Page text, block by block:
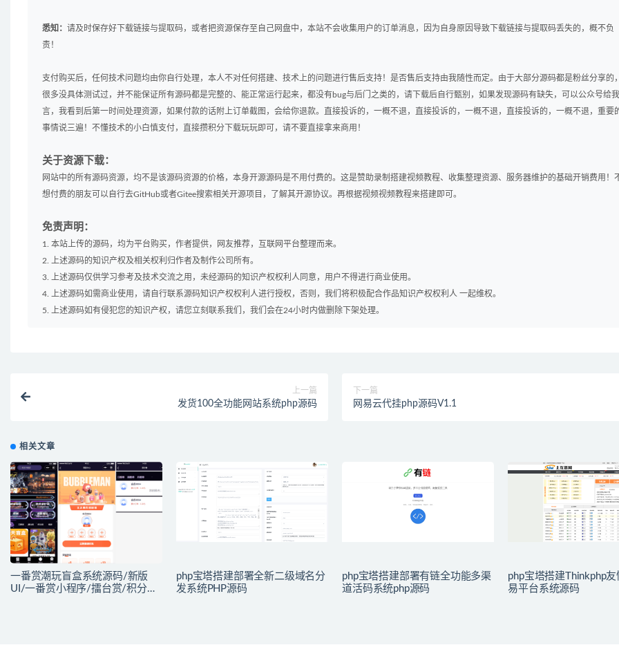
悉知： 请及时保存好下载链接与提取码，或者把资源保存至自己网盘中，本站不会收集用户的订单消息，因为自身原因导致下载链接与提取码丢失的，概不负
责！
支付购买后，任何技术问题均由你自行处理，本人不对任何搭建、技术上的问题进行售后支持！是否售后支持由我随性而定。由于大部分源码都是粉丝分享的
很多没具体测试过，并不能保证所有源码都是完整的、能正常运行起来，都没有bug与后门之类的，请下载后自行甄别，如果发现源码有缺失，可以公众号给
言，我看到后第一时间处理资源，如果付款的话附上订单截图，会给你退款。直接投诉的，一概不退，直接投诉的，一概不退，直接投诉的，一概不退，重要
事情说三遍！不懂技术的小白慎支付，直接攒积分下载玩玩即可，请不要直接拿来商用！
关于资源下载：
网站中的所有源码资源，均不是该源码资源的价格，本身开源源码是不用付费的。这是赞助录制搭建视频教程、收集整理资源、服务器维护的基础开销费用！
想付费的朋友可以自行去GitHub或者Gitee搜索相关开源项目，了解其开源协议。再根据视频视频教程来搭建即可。
免责声明：
1. 本站上传的源码，均为平台购买，作者提供，网友推荐，互联网平台整理而来。
2. 上述源码的知识产权及相关权利归作者及制作公司所有。
3. 上述源码仅供学习参考及技术交流之用，未经源码的知识产权权利人同意，用户不得进行商业使用。
4. 上述源码如需商业使用，请自行联系源码知识产权权利人进行授权，否则，我们将积极配合作品知识产权权利人 一起维权。
5. 上述源码如有侵犯您的知识产权，请您立刻联系我们，我们会在24小时内做删除下架处理。
上一篇
发货100全功能网站系统php源码
下一篇
网易云代挂php源码V1.1
相关文章
一番赏潮玩盲盒系统源码/新版
UI/一番赏小程序/擂台赏/积分赏/
php宝塔搭建部署全新二级域名分
发系统PHP源码
php宝塔搭建部署有链全功能多渠
道活码系统php源码
php宝塔搭建Thinkphp
易平台系统源码